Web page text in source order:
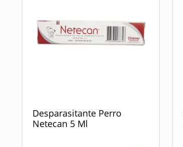
Desparasitante Perro
Netecan 5 Ml